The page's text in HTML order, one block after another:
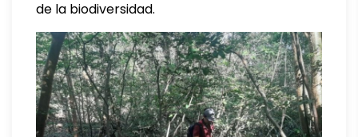
de la biodiversidad.